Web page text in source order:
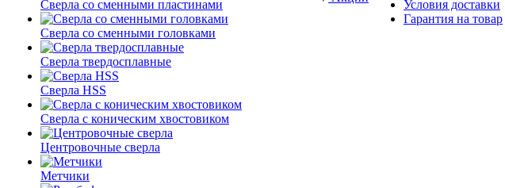
Сверла со сменными пластинами
Сверла со сменными головками
Сверла твердосплавные
Сверла HSS
Сверла с коническим хвостовиком
Центровочные сверла
Метчики
Условия доставки
Гарантия на товар